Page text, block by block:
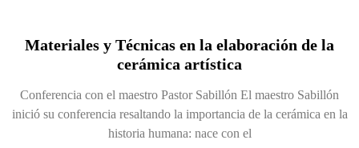
Materiales y Técnicas en la elaboración de la
cerámica artística
Conferencia con el maestro Pastor Sabillón El maestro Sabillón
inició su conferencia resaltando la importancia de la cerámica en la
historia humana: nace con el